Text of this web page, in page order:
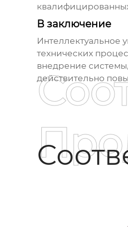
В заключение
Интеллектуальное
технических
внедрение
действительно